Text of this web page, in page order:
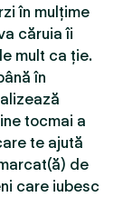
în mulțime
căruia îi
mult ca ție.
în
tocmai a
te ajută
de
care iubesc